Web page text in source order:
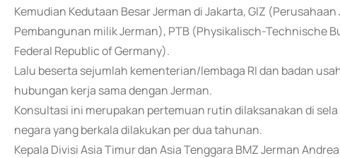
Kemudian Kedutaan Besar Jerman di Jakarta, GIZ
Pembangunan milik Jerman), PTB (Physikalisch-Technische
Federal Republic of Germany).
Lalu beserta sejumlah kementerian/lembaga RI dan badan
hubungan kerja sama dengan Jerman.
Konsultasi ini merupakan pertemuan rutin dilaksanakan di
negara yang berkala dilakukan per dua tahunan.
Kepala Divisi Asia Timur dan Asia Tenggara BMZ Jerman